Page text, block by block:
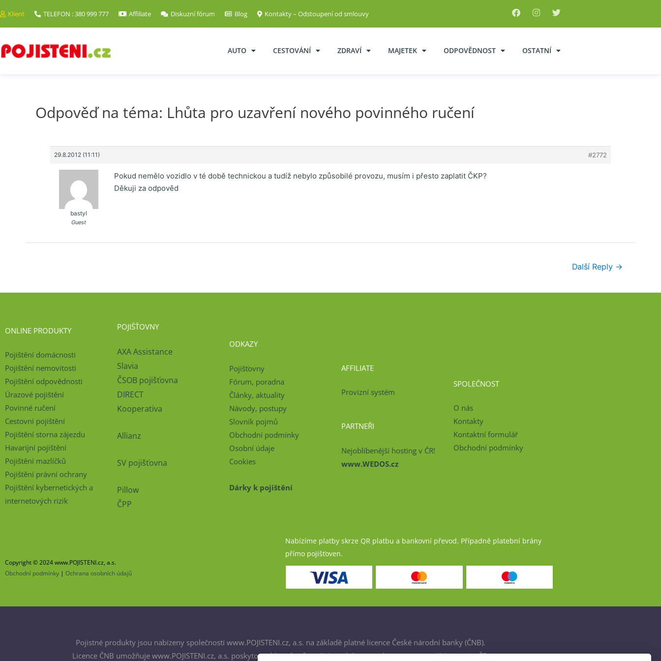
Klient TELEFON : 380 999 777 Affiliate Diskuzní fórum Blog Kontakty – Odstoupení od smlouvy
AUTO CESTOVÁNÍ ZDRAVÍ MAJETEK ODPOVĚDNOST OSTATNÍ
Odpověď na téma: Lhůta pro uzavření nového povinného ručení
29.8.2012 (11:11) #2772
bastyl
Guest
Pokud nemělo vozidlo v té době technickou a tudíž nebylo způsobilé provozu, musím i přesto zaplatit ČKP?
Děkuji za odpověd
Další Reply →
ONLINE PRODUKTY
Pojištění domácnosti
Pojištění nemovitosti
Pojištění odpovědnosti
Úrazové pojištění
Povinné ručení
Cestovní pojištění
Pojištění storna zájezdu
Havarijní pojištění
Pojištění mazlíčků
Pojištění právní ochrany
Pojištění kybernetických a
internetových rizik
POJIŠŤOVNY
AXA Assistance
Slavia
ČSOB pojišťovna
DIRECT
Kooperativa
Allianz
SV pojišťovna
Pillow
ČPP
ODKAZY
Pojišťovny
Fórum, poradna
Články, aktuality
Návody, postupy
Slovník pojmů
Obchodní podmínky
Osobní údaje
Cookies
Dárky k pojištění
AFFILIATE
Provizní systém
PARTNEŘI
Nejoblíbenější hosting v ČR!
www.WEDOS.cz
SPOLEČNOST
O nás
Kontakty
Kontaktní formulář
Obchodní podmínky
Copyright © 2024 www.POJISTENI.cz, a.s.
Obchodní podmínky | Ochrana osobních údajů
Nabízíme platby skrze QR platbu a bankovní převod. Případně platební brány
přímo pojišťoven.
Pojistné produkty jsou nabízeny společností www.POJISTENI.cz, a.s. na základě platné licence České národní banky (ČNB).
Licence ČNB umožňuje www.POJISTENI.cz, a.s. poskytovat klientům finanční produkty a spolupracovat s pojišťovnami v ČR.